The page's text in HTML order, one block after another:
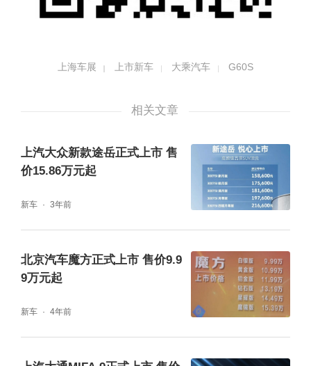
大乘汽车G60S主打跃级科技SUV，那自然在
无钥匙进入，配置远程控制、手机无线充电等
科技功能也一应俱全，更有达到L2级自动驾驶
技术的ACC自适应巡航功能等配置。值得一提
的是控制台上的旋钮式换挡，会在每次启动车
上海车展 上市新车 大乘汽车 G60S
相关文章
上汽大众新款途岳正式上市 售
价15.86万元起
新车 3年前
北京汽车魔方正式上市 售价9.9
9万元起
新车 4年前